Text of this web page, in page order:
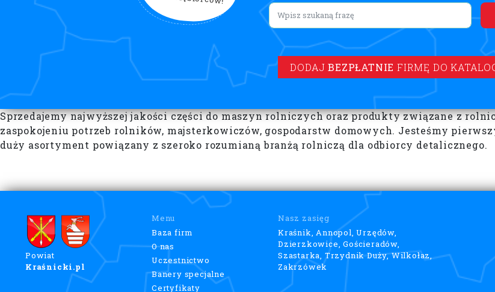
Lorem ipsum
DODAJBEZPŁATNIE FIRMĘ DO
Sprzedajemy najwyższej jakości części do maszyn rolniczych oraz produkty związane z
zaspokojeniu potrzeb rolników, majsterkowiczów, gospodarstw domowych. Jesteśmy
duży asortyment powiązany z szeroko rozumianą branżą rolniczą dla odbiorcy detalicznego.
Powiat
Kraśnicki.pl
Menu
Baza firm
O nas
Uczestnictwo
Banery specjalne
Certyfikaty
Nasz zasięg
Kraśnik, Annopol, Urzędów,
Dzierzkowice, Gościeradów,
Szastarka, Trzydnik Duży, Wilkołaz,
Zakrzówek